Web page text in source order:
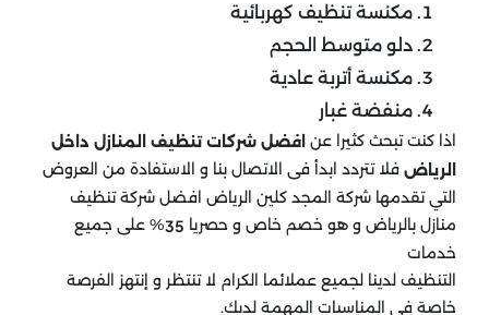
مكنسة تنظيف كهربائية
دلو متوسط الحجم
مكنسة أتربة عادية
منفضة غبار
اذا كنت تبحث كثيرا عن افضل شركات تنظيف المنازل داخل
الرياض فلا تتردد ابدأ فى الاتصال بنا و الاستفادة من العروض
التي تقدمها شركة المجد كلين الرياض افضل شركة تنظيف
منازل بالرياض و هو خصم خاص و حصريا 35% على جميع
خدمات
التنظيف لدينا لجميع عملائما الكرام لا تنتظر و إنتهز الفرصة
خاصة فى المناسبات المهمة لديك.